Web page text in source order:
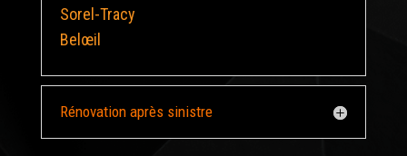
Sorel-Tracy
Belœil
Rénovation après sinistre